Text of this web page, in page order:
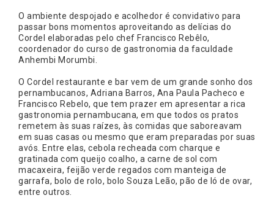
O ambiente despojado e acolhedor é convidativo para
passar bons momentos aproveitando as delícias do
Cordel elaboradas pelo chef Francisco Rebêlo,
coordenador do curso de gastronomia da faculdade
Anhembi Morumbi.
O Cordel restaurante e bar vem de um grande sonho dos
pernambucanos, Adriana Barros, Ana Paula Pacheco e
Francisco Rebelo, que tem prazer em apresentar a rica
gastronomia pernambucana, em que todos os pratos
remetem às suas raízes, às comidas que saboreavam
em suas casas ou mesmo que eram preparadas por suas
avós. Entre elas, cebola recheada com charque e
gratinada com queijo coalho, a carne de sol com
macaxeira, feijão verde regados com manteiga de
garrafa, bolo de rolo, bolo Souza Leão, pão de ló de ovar,
entre outros.